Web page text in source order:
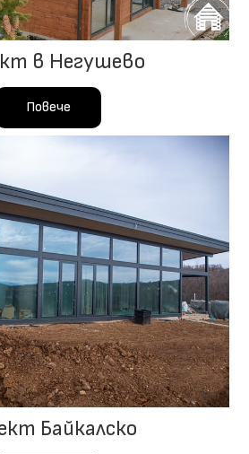
в Негушево
Повече
Байкалско